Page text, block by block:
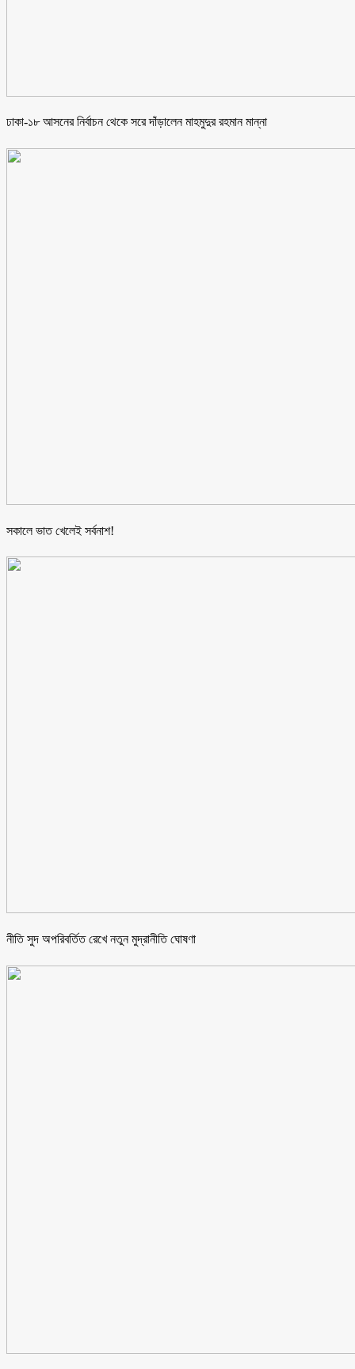
ঢাকা-১৮ আসনের নির্বাচন থেকে সরে দাঁড়ালেন মাহমুদুর রহমান মান্না
সকালে ভাত খেলেই সর্বনাশ!
নীতি সুদ অপরিবর্তিত রেখে নতুন মুদ্রানীতি ঘোষণা